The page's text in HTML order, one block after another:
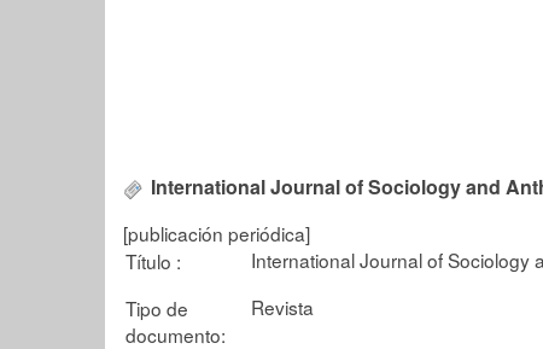
International Journal of Sociology and
[publicación periódica]
Título :
International Journal of Sociology
Tipo de
documento:
Revista